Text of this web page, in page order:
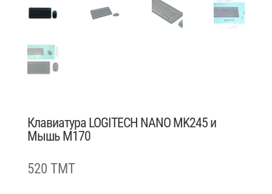
Клавиатура LOGITECH NANO MK245 и
Мышь M170
520 TMT